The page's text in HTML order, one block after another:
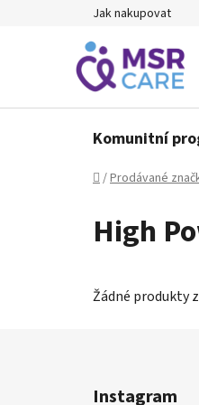
Jak nakupovat
Komunitní
Domů
/Prodávané
High
Žádné produkty
Instagram